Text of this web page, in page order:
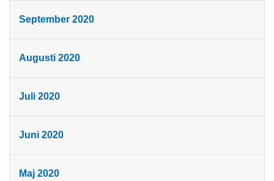
September 2020
Augusti 2020
Juli 2020
Juni 2020
Maj 2020